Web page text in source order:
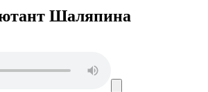
Шаляпина